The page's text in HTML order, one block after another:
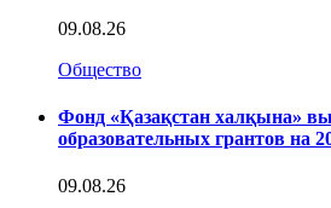
09.08.26
Общество
Фонд «Қазақстан халқына»
образовательных грантов на
09.08.26